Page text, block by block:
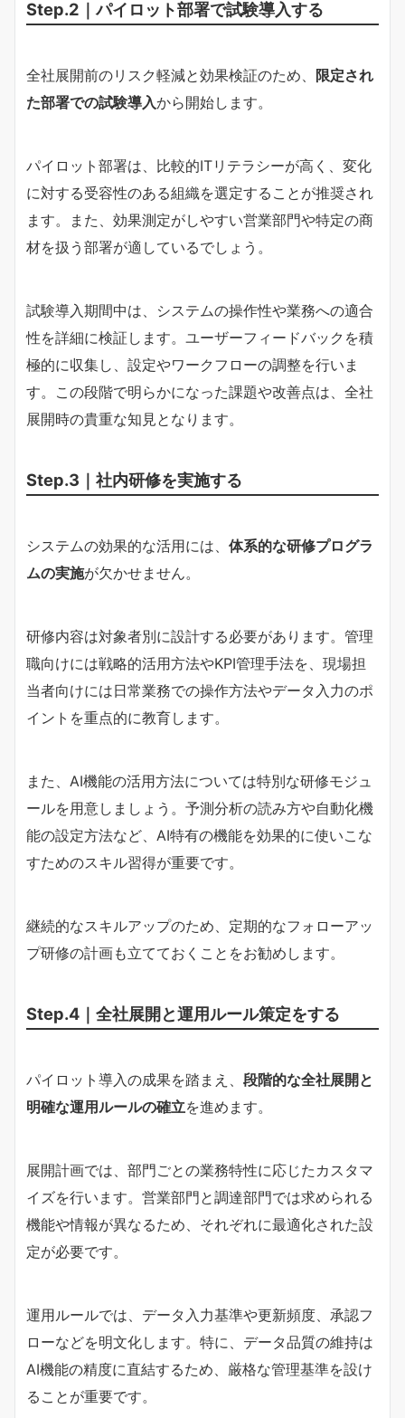
Step.2｜パイロット部署で試験導入する
全社展開前のリスク軽減と効果検証のため、 限定され
た部署での試験導入から開始します。
パイロット部署は、比較的ITリテラシーが高く、変化
に対する受容性のある組織を選定することが推奨され
ます。また、効果測定がしやすい営業部門や特定の商
材を扱う部署が適しているでしょう。
試験導入期間中は、システムの操作性や業務への適合
性を詳細に検証します。ユーザーフィードバックを積
極的に収集し、設定やワークフローの調整を行いま
す。この段階で明らかになった課題や改善点は、全社
展開時の貴重な知見となります。
Step.3｜社内研修を実施する
システムの効果的な活用には、 体系的な研修プログラ
ムの実施が欠かせません。
研修内容は対象者別に設計する必要があります。管理
職向けには戦略的活用方法やKPI管理手法を、現場担
当者向けには日常業務での操作方法やデータ入力のポ
イントを重点的に教育します。
また、AI機能の活用方法については特別な研修モジュ
ールを用意しましょう。予測分析の読み方や自動化機
能の設定方法など、AI特有の機能を効果的に使いこな
すためのスキル習得が重要です。
継続的なスキルアップのため、定期的なフォローアッ
プ研修の計画も立てておくことをお勧めします。
Step.4｜全社展開と運用ルール策定をする
パイロット導入の成果を踏まえ、 段階的な全社展開と
明確な運用ルールの確立を進めます。
展開計画では、部門ごとの業務特性に応じたカスタマ
イズを行います。営業部門と調達部門では求められる
機能や情報が異なるため、それぞれに最適化された設
定が必要です。
運用ルールでは、データ入力基準や更新頻度、承認フ
ローなどを明文化します。特に、データ品質の維持は
AI機能の精度に直結するため、厳格な管理基準を設け
ることが重要です。